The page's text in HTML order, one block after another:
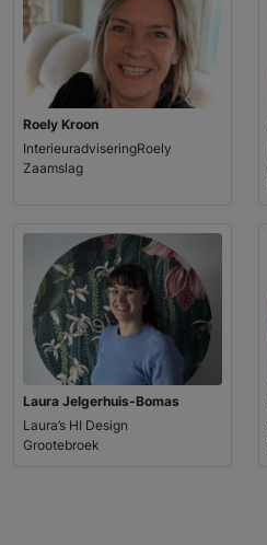
Roely Kroon
InterieuradviseringRoely
Zaamslag
Laura Jelgerhuis-Bomas
Laura’s HI Design
Grootebroek